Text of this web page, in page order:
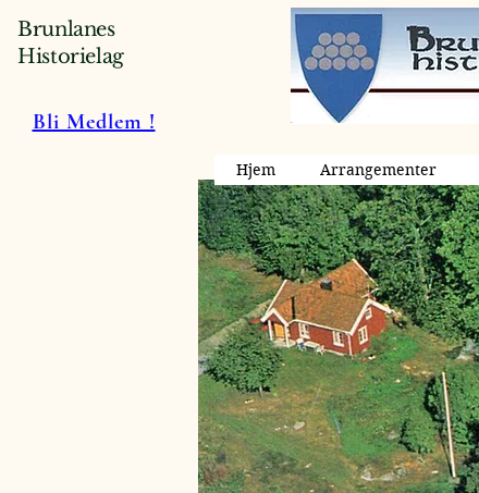
Brunlanes
Historielag
Bli Medlem !
Hjem Arrangementer